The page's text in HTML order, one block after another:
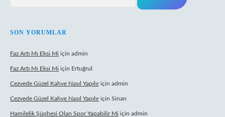
SON YORUMLAR
Faz Artı Mı Eksi Mi için admin
Faz Artı Mı Eksi Mi için Ertuğrul
Cezvede Güzel Kahve Nasıl Yapılıriçin admin
Cezvede Güzel Kahve Nasıl Yapılıriçin Sinan
Hamilelik Şüphesi Olan Spor Yapabilir Mi için admin